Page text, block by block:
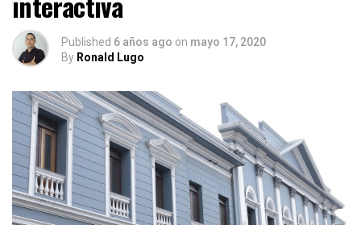
Published 6 años ago on mayo 17, 2020
By Ronald Lugo